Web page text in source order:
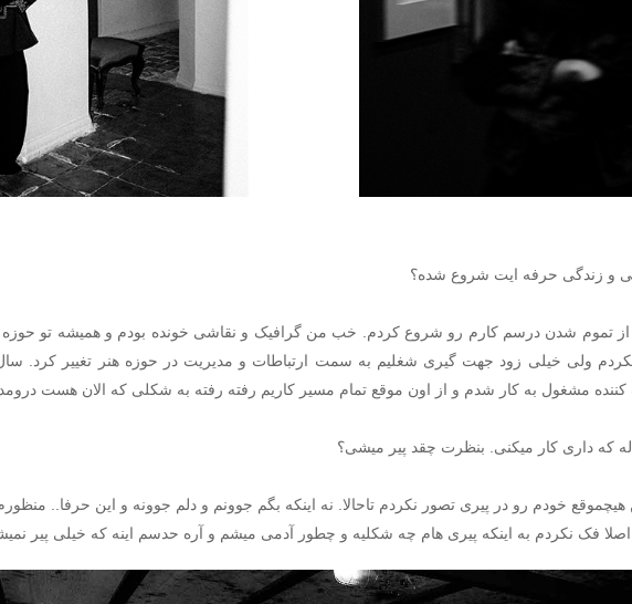
و زندگی حرفه ایت شروع شده؟
۸۶ -۸۷ بعد از تموم شدن درسم کارم رو شروع کردم. خب من گرافیک و نقاشی خونده بودم و همیشه تو
کننده مشغول به کار شدم و از اون موقع تمام مسیر کاریم رفته رفته به شکلی که الان هست درومد.
خودم رو در پیری تصور نکردم تاحالا. نه اینکه بگم جوونم و دلم جوونه و این حرفا.. منظورم